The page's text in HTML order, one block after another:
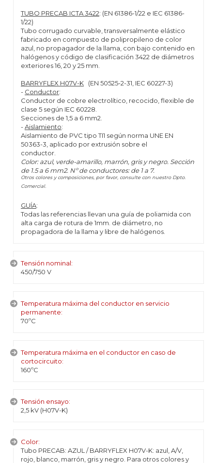
TUBO PRECAB ICTA 3422: (EN 61386-1/22 e IEC 61386-
1/22)
Tubo corrugado curvable, transversalmente elástico
fabricado en compuesto de polipropileno de color
azul, no propagador de la llama, con bajo contenido en
halógenos y código de clasificación 3422 de diámetros
exteriores 16, 20 y 25 mm.
BARRYFLEX H07V-K (EN 50525-2-31, IEC 60227-3)
- Conductor:
Conductor de cobre electrolítico, recocido, flexible de
clase 5 según IEC 60228.
Secciones de 1,5 a 6 mm2.
-Aislamiento:
Aislamiento de PVC tipo TI1 según norma UNE EN
50363-3, aplicado por extrusión sobre el
conductor.
Color: azul, verde-amarillo, marrón, gris y negro. Sección
de 1.5 a 6 mm2. Nº de conductores: de 1 a 7.
Otros colores y composiciones, por favor, consulte con nuestro Dpto.
Comercial.
GUÍA:
Todas las referencias llevan una guía de poliamida con
alta carga de rotura de 1mm. de diámetro, no
propagadora de la llama y libre de halógenos.
Tensión nominal:
450/750 V
Temperatura máxima del conductor en servicio
permanente:
70ºC
Temperatura máxima en el conductor en caso de
cortocircuito:
160ºC
Tensión ensayo:
2,5 kV (H07V-K)
Color:
Tubo PRECAB: AZUL / BARRYFLEX H07V-K: azul, A/V,
rojo, blanco, marrón, gris y negro. Para otros colores y